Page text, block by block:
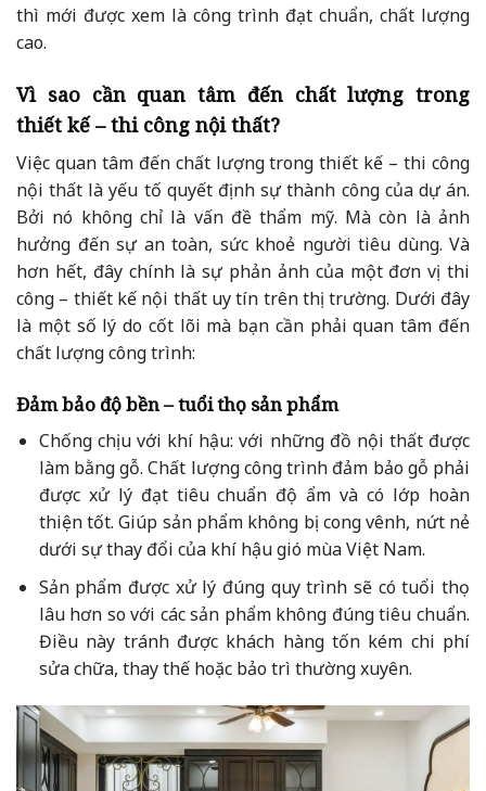
thì mới được xem là công trình đạt chuẩn, chất lượng
cao.
Vì sao cần quan tâm đến chất lượng trong
thiết kế – thi công nội thất?
Việc quan tâm đến chất lượng trong thiết kế – thi công
nội thất là yếu tố quyết định sự thành công của dự án.
Bởi nó không chỉ là vấn đề thẩm mỹ. Mà còn là ảnh
hưởng đến sự an toàn, sức khoẻ người tiêu dùng. Và
hơn hết, đây chính là sự phản ảnh của một đơn vị thi
công – thiết kế nội thất uy tín trên thị trường. Dưới đây
là một số lý do cốt lõi mà bạn cần phải quan tâm đến
chất lượng công trình:
Đảm bảo độ bền – tuổi thọ sản phẩm
Chống chịu với khí hậu: với những đồ nội thất được
làm bằng gỗ. Chất lượng công trình đảm bảo gỗ phải
được xử lý đạt tiêu chuẩn độ ẩm và có lớp hoàn
thiện tốt. Giúp sản phẩm không bị cong vênh, nứt nẻ
dưới sự thay đổi của khí hậu gió mùa Việt Nam.
Sản phẩm được xử lý đúng quy trình sẽ có tuổi thọ
lâu hơn so với các sản phẩm không đúng tiêu chuẩn.
Điều này tránh được khách hàng tốn kém chi phí
sửa chữa, thay thế hoặc bảo trì thường xuyên.